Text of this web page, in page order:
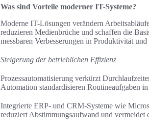
Was sind Vorteile moderner IT-Systeme?
Moderne IT-Lösungen verändern
reduzieren Medienbrüche und schaffen die
messbaren Verbesserungen in Produktivität
Steigerung der betrieblichen Effizienz
Prozessautomatisierung verkürzt
Automation standardisieren Routineaufgaben
Integrierte ERP- und CRM-Systeme wie
reduziert Abstimmungsaufwand und vermeidet